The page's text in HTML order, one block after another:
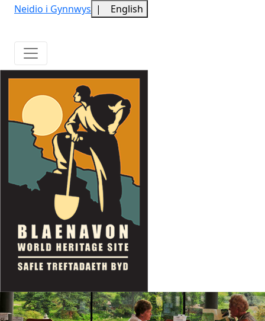
Neidio i Gynnwys | English